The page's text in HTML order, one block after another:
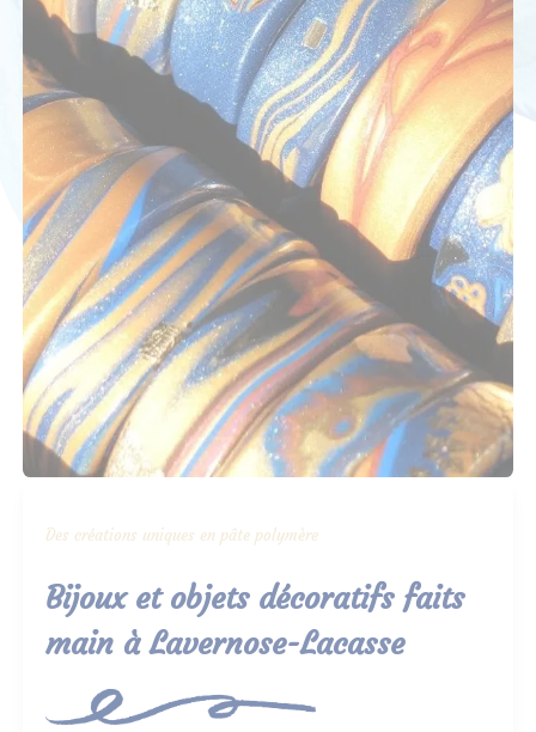
Des créations uniques en pâte polymère
Bijoux et objets décoratifs faits
main à Lavernose-Lacasse